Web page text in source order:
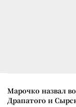
Марочко назвал
Драпатого и